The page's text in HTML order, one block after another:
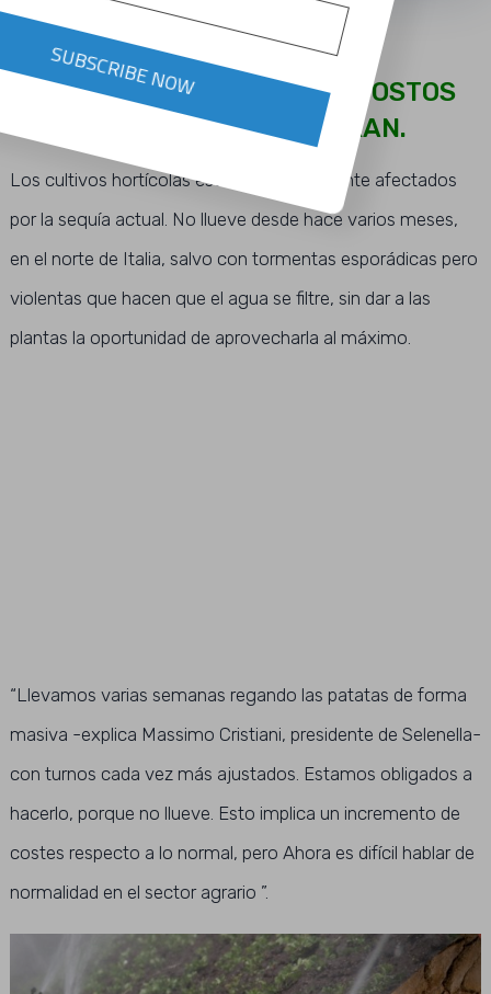
SEQUIA INMINENTE , LOS COSTOS
DEL RIEGO SE ELEVARAN.
Los cultivos hortícolas están particularmente afectados
por la sequía actual. No llueve desde hace varios meses,
en el norte de Italia, salvo con tormentas esporádicas pero
violentas que hacen que el agua se filtre, sin dar a las
plantas la oportunidad de aprovecharla al máximo.
“Llevamos varias semanas regando las patatas de forma
masiva -explica Massimo Cristiani, presidente de Selenella-
con turnos cada vez más ajustados. Estamos obligados a
hacerlo, porque no llueve. Esto implica un incremento de
costes respecto a lo normal, pero Ahora es difícil hablar de
normalidad en el sector agrario ”.
SUBSCRIBE NOW